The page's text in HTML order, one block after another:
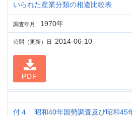
いられた産業分類の相違比較表
調査年月 1970年
公開（更新）日 2014-06-10
PDF
付４ 昭和40年国勢調査及び昭和45